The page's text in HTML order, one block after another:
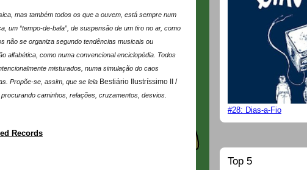
mas também todos os que a ouvem, está sempre num
um “tempo-de-bala”, de suspensão de um tiro no ar, como
não se organiza segundo tendências musicais ou
alfabética, como numa convencional enciclopédia. Todos
misturados, numa simulação do caos
Propõe-se, assim, que se leia Bestiário Ilustríssimo II /
caminhos, relações, cruzamentos, desvios.
Records
#28: Dias-a-Fio
Top 5